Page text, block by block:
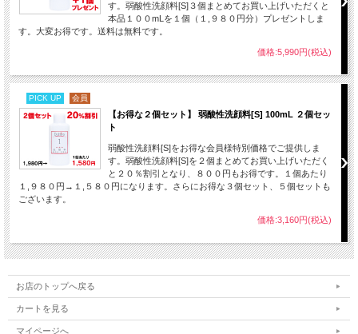
す。弱酸性洗顔料[S]３個まとめてお買い上げいただくと
本品１００mLを１個（１,９８０円分）プレゼントしま
す。大変お得です。送料は無料です。
価格:5,990円(税込)
PICK UP 会員
【お得な２個セット】 弱酸性洗顔料[S] 100mL ２個セッ
ト
弱酸性洗顔料[S]をお得な会員様特別価格でご提供しま
す。弱酸性洗顔料[S]を２個まとめてお買い上げいただく
と２０％割引となり、８００円もお得です。１個あたり
１,９８０円→１,５８０円になります。さらにお得な３個セット、５個セットも
ございます。
価格:3,160円(税込)
お店のトップへ戻る
カートを見る
マイページへ